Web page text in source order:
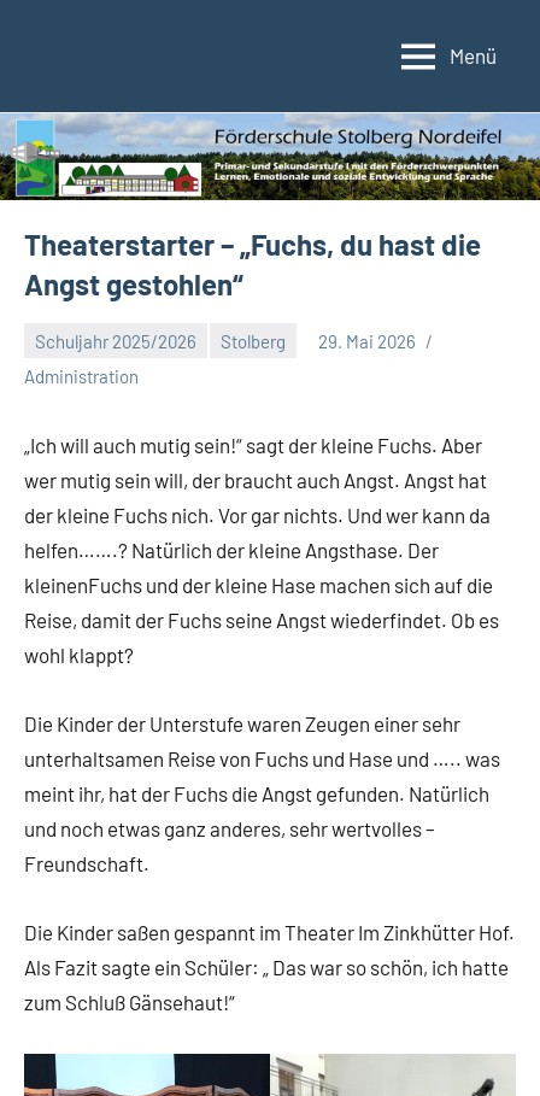
Stolberg/Nordeifel
Verbund
der
Kupferstadt
Menü
Theaterstarter – „Fuchs, du hast die
Angst gestohlen“
Schuljahr 2025/2026 Stolberg
29. Mai 2026
Administration
Keine
„Ich will auch mutig sein!“ sagt der kleine Fuchs. Aber
wer mutig sein will, der braucht auch Angst. Angst hat
der kleine Fuchs nich. Vor gar nichts. Und wer kann da
helfen…….? Natürlich der kleine Angsthase. Der
kleinenFuchs und der kleine Hase machen sich auf die
Reise, damit der Fuchs seine Angst wiederfindet. Ob es
wohl klappt?
Die Kinder der Unterstufe waren Zeugen einer sehr
unterhaltsamen Reise von Fuchs und Hase und ….. was
meint ihr, hat der Fuchs die Angst gefunden. Natürlich
und noch etwas ganz anderes, sehr wertvolles –
Freundschaft.
Die Kinder saßen gespannt im Theater Im Zinkhütter Hof.
Als Fazit sagte ein Schüler: „ Das war so schön, ich hatte
zum Schluß Gänsehaut!“